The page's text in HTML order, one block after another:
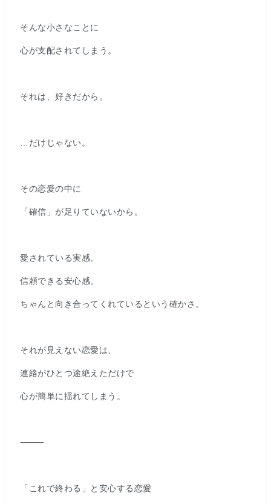
そんな小さなことに
心が支配されてしまう。
それは、好きだから。
…だけじゃない。
その恋愛の中に
「確信」が足りていないから。
愛されている実感。
信頼できる安心感。
ちゃんと向き合ってくれているという確かさ。
それが見えない恋愛は、
連絡がひとつ途絶えただけで
心が簡単に揺れてしまう。
⸻
「これで終わる」と安心する恋愛